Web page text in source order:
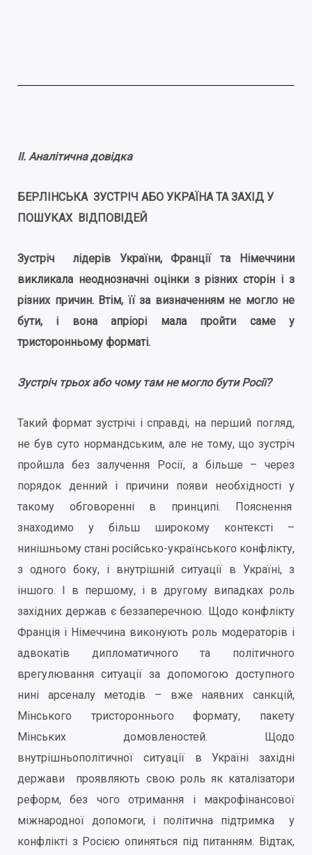
ІІ. Аналітична довідка
БЕРЛІНСЬКА ЗУСТРІЧ АБО УКРАЇНА ТА ЗАХІД У
ПОШУКАХ ВІДПОВІДЕЙ
Зустріч лідерів України, Франції та Німеччини
викликала неоднозначні оцінки з різних сторін і з
різних причин. Втім, її за визначенням не могло не
бути, і вона апріорі мала пройти саме у
тристоронньому форматі.
Зустріч трьох або чому там не могло бути Росії?
Такий формат зустрічі і справді, на перший погляд,
не був суто нормандським, але не тому, що зустріч
пройшла без залучення Росії, а більше – через
порядок денний і причини появи необхідності у
такому обговоренні в принципі. Пояснення
знаходимо у більш широкому контексті –
нинішньому стані російсько-українського конфлікту,
з одного боку, і внутрішній ситуації в Україні, з
іншого. І в першому, і в другому випадках роль
західних держав є беззаперечною. Щодо конфлікту
Франція і Німеччина виконують роль модераторів і
адвокатів дипломатичного та політичного
врегулювання ситуації за допомогою доступного
нині арсеналу методів – вже наявних санкцій,
Мінського тристороннього формату, пакету
Мінських домовленостей. Щодо
внутрішньополітичної ситуації в Україні західні
держави проявляють свою роль як каталізатори
реформ, без чого отримання і макрофінансової
міжнародної допомоги, і політична підтримка у
конфлікті з Росією опиняться під питанням. Відтак,